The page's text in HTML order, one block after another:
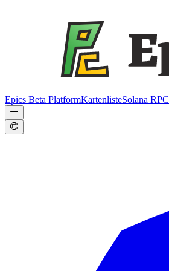
Epics Beta PlatformKartenlisteSolana RPC